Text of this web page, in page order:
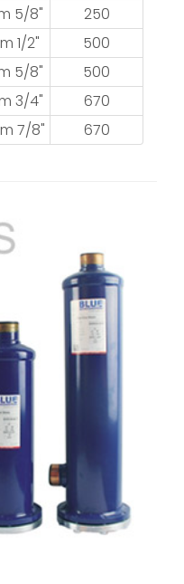
5/8"
250
1/2"
500
5/8"
500
3/4"
670
7/8" 670